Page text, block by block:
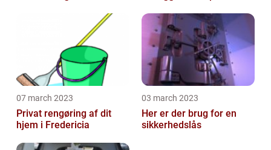
07 march 2023
Privat rengøring af dit
hjem i Fredericia
03 march 2023
Her er der brug for en
sikkerhedslås